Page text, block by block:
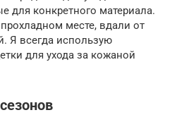
для конкретного материала.
месте, вдали от
Я всегда использую
для ухода за кожаной